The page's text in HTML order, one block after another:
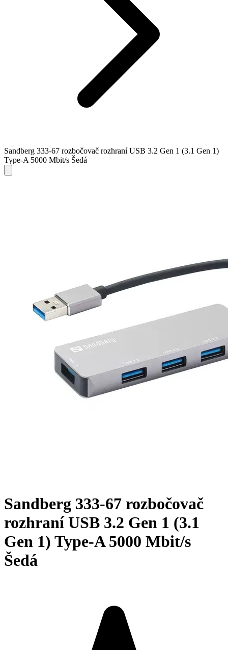
Sandberg 333-67 rozbočovač rozhraní USB 3.2 Gen 1 (3.1 Gen 1)
Type-A 5000 Mbit/s Šedá
Sandberg 333-67 rozbočovač
rozhraní USB 3.2 Gen 1 (3.1
Gen 1) Type-A 5000 Mbit/s
Šedá